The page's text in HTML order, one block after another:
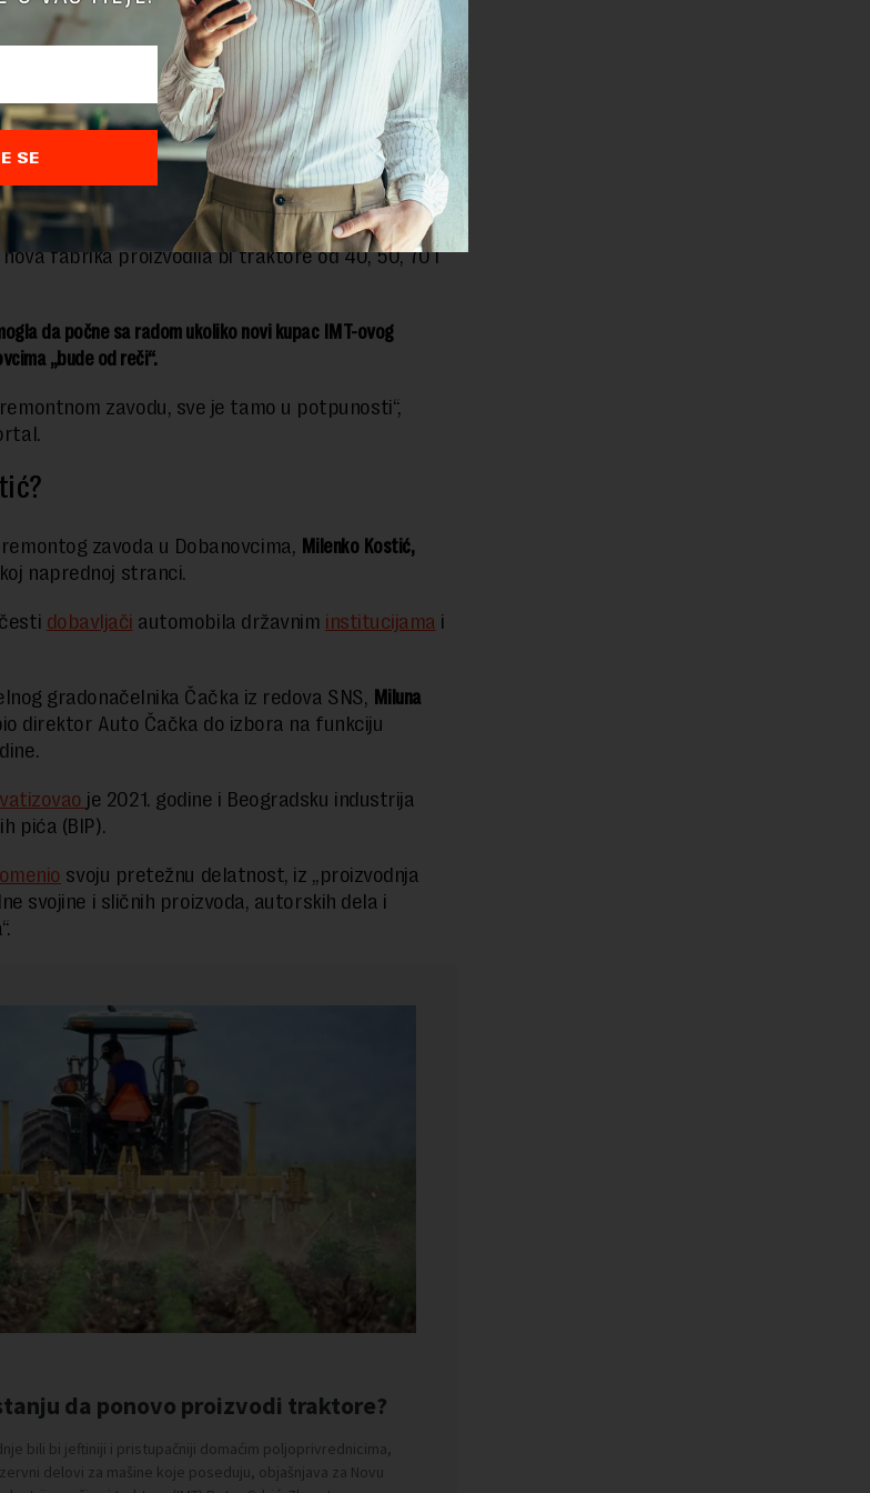
da nova fabrika pravi i rezervne delove za stare
dosta i u Srbiji i drugim zemljama bivše
ima na ovom (prostoru), a nema rezervnih delova, tako
će biti upotrebljivi i za nove traktore“, objašnjava Grbić.
nova fabrika proizvodila bi traktore od 40, 50, 70 i
da počne sa radom ukoliko novi kupac IMT-ovog
„bude od reči“.
zavodu, sve je tamo u potpunosti“,
zavoda u Dobanovcima, Milenko Kostić,
naprednoj stranci.
dobavljači automobila državnim institucijama i
gradonačelnika Čačka iz redova SNS, Miluna
direktor Auto Čačka do izbora na funkciju
je 2021. godine i Beogradsku industrija
pića (BIP).
svoju pretežnu delatnost, iz „proizvodnja
svojine i sličnih proizvoda, autorskih dela i
SE